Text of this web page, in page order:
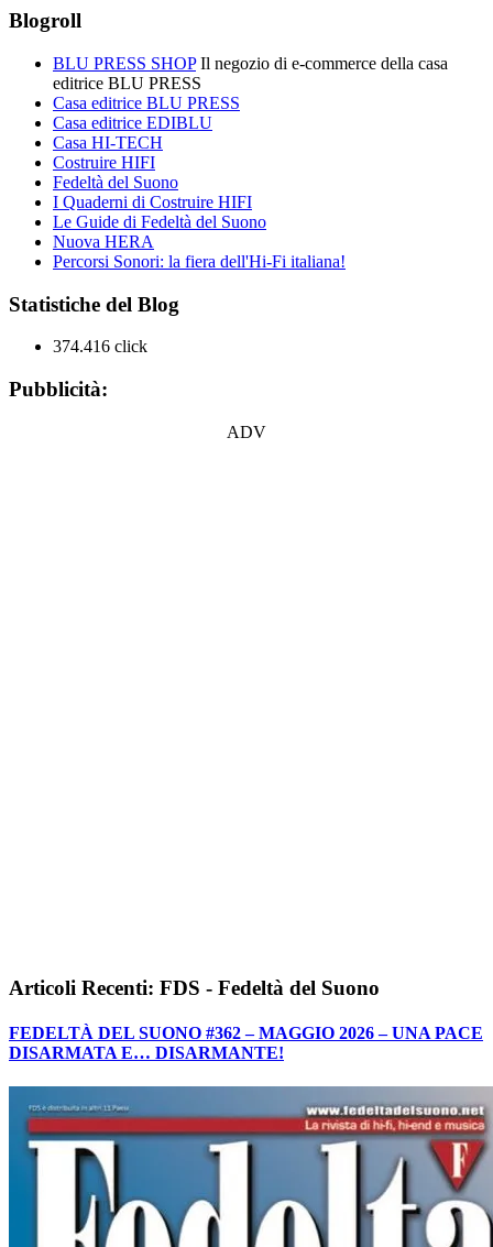
Blogroll
BLU PRESS SHOPIl negozio di e-commerce della casa
editrice BLU PRESS
Casa editrice BLU PRESS
Casa editrice EDIBLU
Casa HI-TECH
Costruire HIFI
Fedeltà del Suono
I Quaderni di Costruire HIFI
Le Guide di Fedeltà del Suono
Nuova HERA
Percorsi Sonori: la fiera dell'Hi-Fi italiana!
Statistiche del Blog
374.416 click
Pubblicità:
ADV
Articoli Recenti: FDS - Fedeltà del Suono
FEDELTÀ DEL SUONO #362 – MAGGIO 2026 – UNA PACE
DISARMATA E… DISARMANTE!